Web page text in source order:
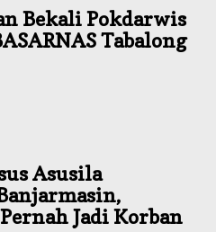
Bekali Pokdarwis
Tabalong
Asusila
Jadi Korban